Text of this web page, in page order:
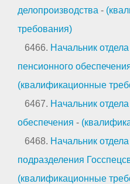
делопроизводства -
требования)
6466. Начальник
пенсионного
(квалификационные
6467. Начальник
обеспечения -
6468. Начальник
подразделения
(квалификационные